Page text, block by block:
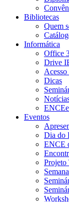
Bibliotecas
Quem
Informática
Office
Drive
Dicas
Eventos
Dia do
ENCE
Projeto